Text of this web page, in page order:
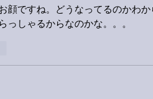
顔ですね。どうなってるのかわ
っしゃるからなのかな。。。